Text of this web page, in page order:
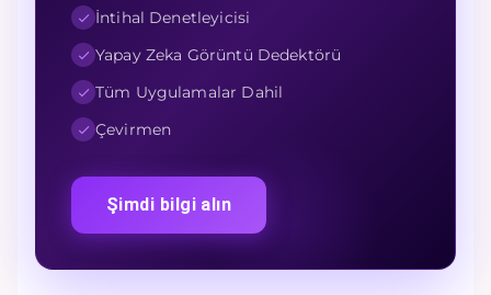
İntihal Denetleyicisi
Yapay Zeka Görüntü Dedektörü
Tüm Uygulamalar Dahil
Çevirmen
Şimdi bilgi alın